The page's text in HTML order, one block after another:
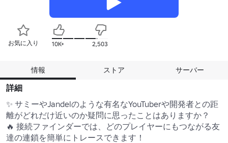
お気に入り 10K+ 2,503
情報 ストア サーバー
詳細
✨ サミーやJandelのような有名なYouTuberや開発者との距
離がどれだけ近いのか疑問に思ったことはありますか？
🔥 接続ファインダーでは、どのプレイヤーにもつながる友
達の連鎖を簡単にトレースできます！